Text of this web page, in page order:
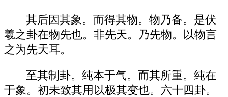
其后因其象。而得其物。物乃备。是伏
羲之卦在物先也。非先天。乃先物。以物言
之为先天耳。
至其制卦。纯本于气。而其所重。纯在
于象。初未致其用以极其变也。六十四卦。